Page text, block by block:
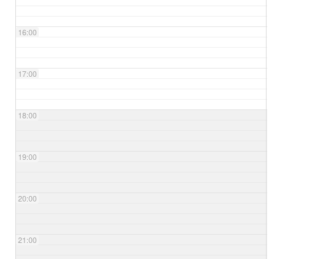
16:00
17:00
18:00
19:00
20:00
21:00